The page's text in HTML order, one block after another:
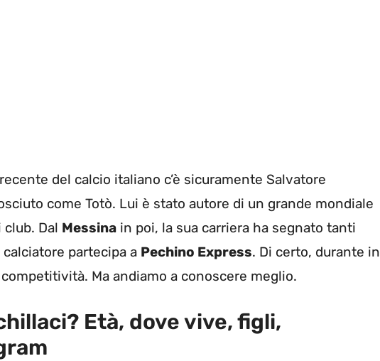
del calcio italiano c’è sicuramente Salvatore
come Totò. Lui è stato autore di un grande mondiale
Dal Messina in poi, la sua carriera ha segnato tanti
partecipa a Pechino Express. Di certo, durante in
Ma andiamo a conoscere meglio.
Età, dove vive, figli,